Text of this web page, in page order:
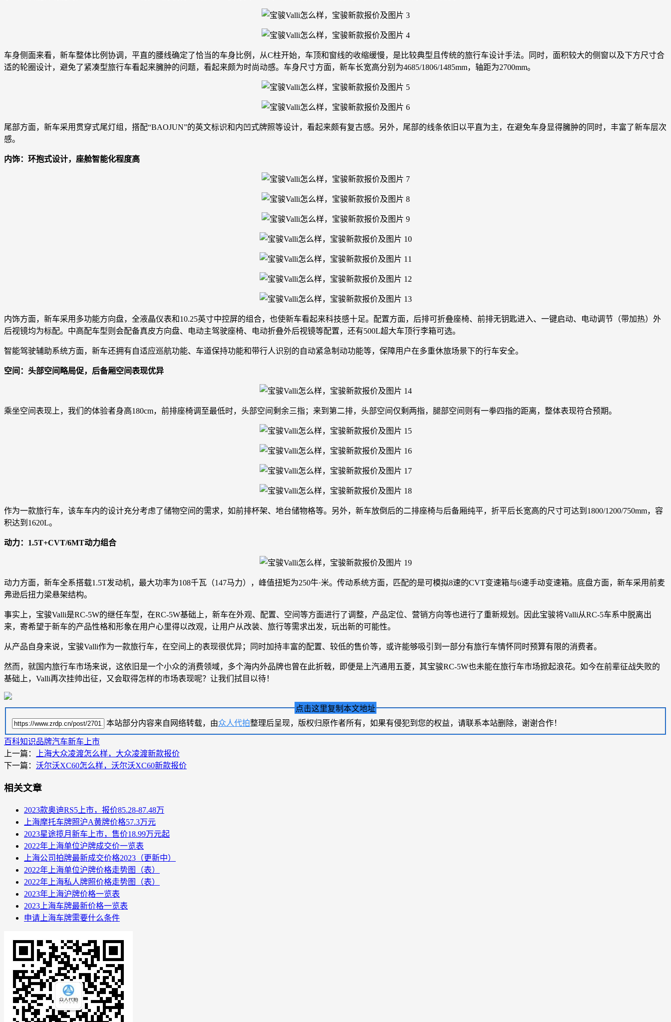
车身侧面来看，新车整体比例协调，平直的腰线确定了恰当的车身比例，从C柱开始，车顶和窗线的收缩缓慢，是比较典型且传统的旅行车设计手法。同时，面积较大的侧窗以及下方尺寸合
适的轮圈设计，避免了紧凑型旅行车看起来臃肿的问题，看起来颇为时尚动感。车身尺寸方面，新车长宽高分别为4685/1806/1485mm，轴距为2700mm。
尾部方面，新车采用贯穿式尾灯组，搭配“BAOJUN”的英文标识和内凹式牌照等设计，看起来颇有复古感。另外，尾部的线条依旧以平直为主，在避免车身显得臃肿的同时，丰富了新车层次
感。
内饰：环抱式设计，座舱智能化程度高
内饰方面，新车采用多功能方向盘，全液晶仪表和10.25英寸中控屏的组合，也使新车看起来科技感十足。配置方面，后排可折叠座椅、前排无钥匙进入、一键启动、电动调节（带加热）外
后视镜均为标配。中高配车型则会配备真皮方向盘、电动主驾驶座椅、电动折叠外后视镜等配置，还有500L超大车顶行李箱可选。
智能驾驶辅助系统方面，新车还拥有自适应巡航功能、车道保持功能和带行人识别的自动紧急制动功能等，保障用户在多重休旅场景下的行车安全。
空间：头部空间略局促，后备厢空间表现优异
乘坐空间表现上，我们的体验者身高180cm，前排座椅调至最低时，头部空间剩余三指；来到第二排，头部空间仅剩两指，腿部空间则有一拳四指的距离，整体表现符合预期。
作为一款旅行车，该车车内的设计充分考虑了储物空间的需求，如前排杯架、地台储物格等。另外，新车放倒后的二排座椅与后备厢纯平，折平后长宽高的尺寸可达到1800/1200/750mm，容
积达到1620L。
动力：1.5T+CVT/6MT动力组合
动力方面，新车全系搭载1.5T发动机，最大功率为108千瓦（147马力），峰值扭矩为250牛·米。传动系统方面，匹配的是可模拟8速的CVT变速箱与6速手动变速箱。底盘方面，新车采用前麦
弗逊后扭力梁悬架结构。
事实上，宝骏Valli是RC-5W的继任车型，在RC-5W基础上，新车在外观、配置、空间等方面进行了调整，产品定位、营销方向等也进行了重新规划。因此宝骏将Valli从RC-5车系中脱离出
来，寄希望于新车的产品性格和形象在用户心里得以改观，让用户从改装、旅行等需求出发，玩出新的可能性。
从产品自身来说，宝骏Valli作为一款旅行车，在空间上的表现很优异；同时加持丰富的配置、较低的售价等，或许能够吸引到一部分有旅行车情怀同时预算有限的消费者。
然而，就国内旅行车市场来说，这依旧是一个小众的消费领域，多个海内外品牌也曾在此折戟，即便是上汽通用五菱，其宝骏RC-5W也未能在旅行车市场掀起浪花。如今在前辈征战失败的
基础上，Valli再次挂帅出征，又会取得怎样的市场表现呢？让我们拭目以待！
点击这里复制本文地址
本站部分内容来自网络转载，由众人代拍整理后呈现，版权归原作者所有，如果有侵犯到您的权益，请联系本站删除，谢谢合作！
百科知识品牌汽车新车上市
上一篇： 上海大众凌渡怎么样，大众凌渡新款报价
下一篇： 沃尔沃XC60怎么样，沃尔沃XC60新款报价
相关文章
2023款奥迪RS5上市，报价85.28-87.48万
上海摩托车牌照沪A黄牌价格57.3万元
2023星途揽月新车上市，售价18.99万元起
2022年上海单位沪牌成交价一览表
上海公司拍牌最新成交价格2023（更新中）
2022年上海单位沪牌价格走势图（表）
2022年上海私人牌照价格走势图（表）
2023年上海沪牌价格一览表
2023上海车牌最新价格一览表
申请上海车牌需要什么条件